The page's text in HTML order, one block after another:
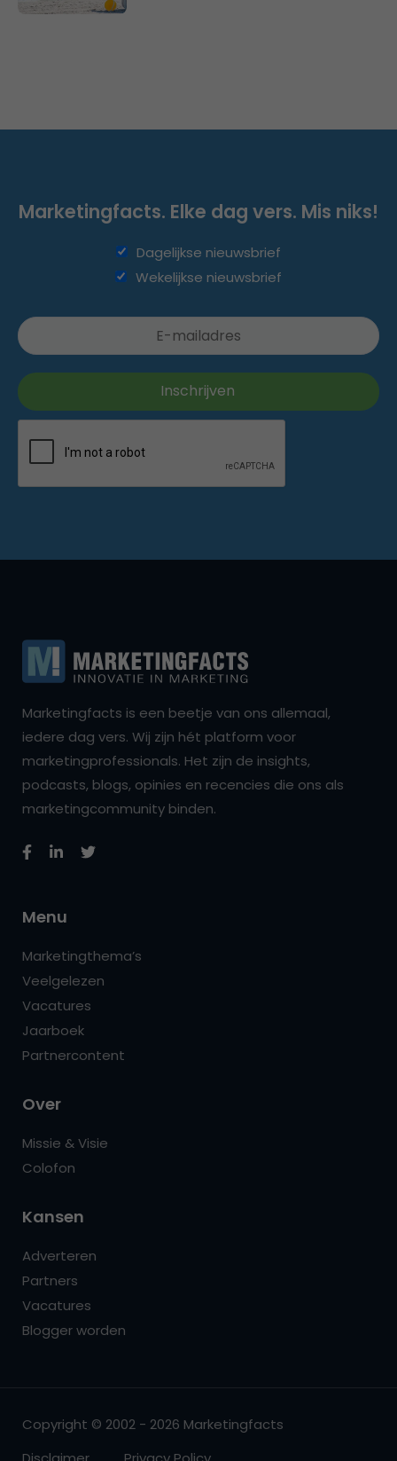
Marketingfacts. Elke dag vers. Mis niks!
Dagelijkse nieuwsbrief
Wekelijkse nieuwsbrief
Marketingfacts is een beetje van ons allemaal,
iedere dag vers. Wij zijn hét platform voor
marketingprofessionals. Het zijn de insights,
podcasts, blogs, opinies en recencies die ons als
marketingcommunity binden.
Menu
Marketingthema’s
Veelgelezen
Vacatures
Jaarboek
Partnercontent
Over
Missie & Visie
Colofon
Kansen
Adverteren
Partners
Vacatures
Blogger worden
Copyright © 2002 - 2026 Marketingfacts